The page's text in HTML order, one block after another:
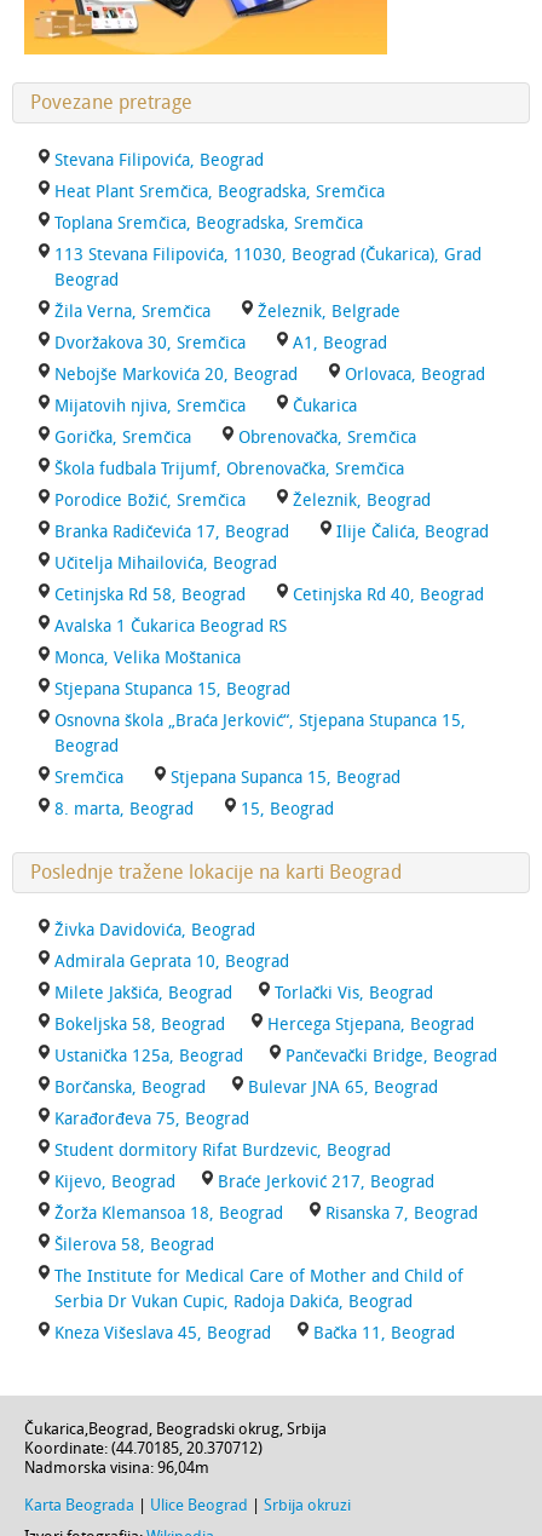
Povezane pretrage
Stevana Filipovića, Beograd
Heat Plant Sremčica, Beogradska, Sremčica
Toplana Sremčica, Beogradska, Sremčica
113 Stevana Filipovića, 11030, Beograd (Čukarica), Grad
Beograd
Žila Verna, Sremčica
Železnik, Belgrade
Dvoržakova 30, Sremčica
A1, Beograd
Nebojše Markovića 20, Beograd
Orlovaca, Beograd
Mijatovih njiva, Sremčica
Čukarica
Gorička, Sremčica
Obrenovačka, Sremčica
Škola fudbala Trijumf, Obrenovačka, Sremčica
Porodice Božić, Sremčica
Železnik, Beograd
Branka Radičevića 17, Beograd
Ilije Čalića, Beograd
Učitelja Mihailovića, Beograd
Cetinjska Rd 58, Beograd
Cetinjska Rd 40, Beograd
Avalska 1 Čukarica Beograd RS
Monca, Velika Moštanica
Stjepana Stupanca 15, Beograd
Osnovna škola „Braća Jerković“, Stjepana Stupanca 15,
Beograd
Sremčica
Stjepana Supanca 15, Beograd
8. marta, Beograd
15, Beograd
Poslednje tražene lokacije na karti Beograd
Živka Davidovića, Beograd
Admirala Geprata 10, Beograd
Milete Jakšića, Beograd
Torlački Vis, Beograd
Bokeljska 58, Beograd
Hercega Stjepana, Beograd
Ustanička 125a, Beograd
Pančevački Bridge, Beograd
Borčanska, Beograd
Bulevar JNA 65, Beograd
Karađorđeva 75, Beograd
Student dormitory Rifat Burdzevic, Beograd
Kijevo, Beograd
Braće Jerković 217, Beograd
Žorža Klemansoa 18, Beograd
Risanska 7, Beograd
Šilerova 58, Beograd
The Institute for Medical Care of Mother and Child of
Serbia Dr Vukan Cupic, Radoja Dakića, Beograd
Kneza Višeslava 45, Beograd
Bačka 11, Beograd
Čukarica,Beograd, Beogradski okrug, Srbija
Koordinate: (44.70185, 20.370712)
Nadmorska visina: 96,04m
Karta Beograda Ulice Beograd
Srbija okruzi